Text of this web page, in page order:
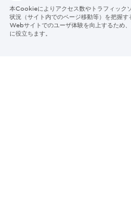
Privacy
Policy
利用規
約
本Cookieによりアクセス数やトラフィック
状況（サイト内でのページ移動等）を把握
Webサイトでのユーザ体験を向上するため
に役立ちます。